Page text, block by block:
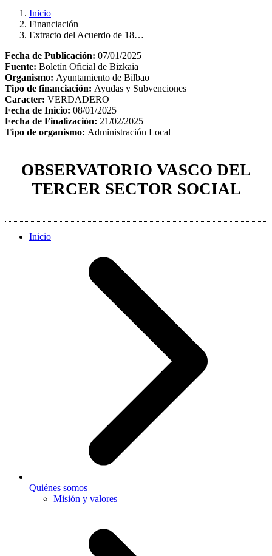
Inicio
Financiación
Extracto del Acuerdo de 18…
Fecha de Publicación: 07/01/2025
Fuente: Boletín Oficial de Bizkaia
Organismo: Ayuntamiento de Bilbao
Tipo de financiación: Ayudas y Subvenciones
Caracter: VERDADERO
Fecha de Inicio: 08/01/2025
Fecha de Finalización: 21/02/2025
Tipo de organismo: Administración Local
OBSERVATORIO VASCO DEL
TERCER SECTOR SOCIAL
Inicio
Quiénes somos
Misión y valores